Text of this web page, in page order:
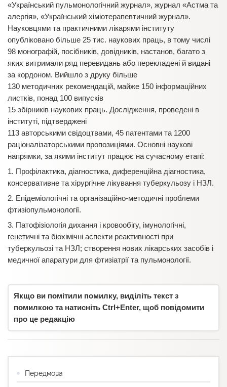
«Український пульмонологічний журнал», журнал «Астма та
алергія», «Український хіміотерапевтичний журнал».
Науковцями та практичними лікарями інституту
опубліковано більше 25 тис. наукових праць, в тому числі
98 монографій, посібників, довідників, настанов, багато з
яких витримали ряд перевидань або перекладені й видані
за кордоном. Вийшло з друку більше
130 методичних рекомендацій, майже 150 інформаційних
листків, понад 100 випусків
15 збірників наукових праць. Дослідження, проведені в
інституті, підтверджені
113 авторськими свідоцтвами, 45 патентами та 1200
раціоналізаторськими пропозиціями. Основні наукові
напрямки, за якими інститут працює на сучасному етапі:
1. Профілактика, діагностика, диференційна діагностика,
консервативне та хірургічне лікування туберкульозу і НЗЛ.
2. Епідеміологічні та організаційно-методичні проблеми
фтизіопульмонології.
3. Патофізіологія дихання і кровообігу, імунологічні,
генетичні та біохімічні аспекти реактивності при
туберкульозі та НЗЛ; створення нових лікарських засобів і
медичної апаратури для фтизіатрії та пульмонології.
Якщо ви помітили помилку, виділіть текст з
помилкою та натисніть Ctrl+Enter, щоб повідомити
про це редакцію
Передмова